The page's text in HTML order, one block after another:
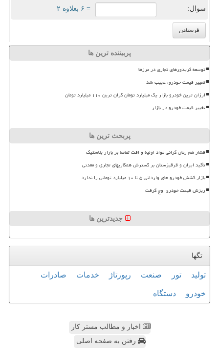
سوال: = ۶ بعلاوه ۲
پربیننده ترین ها
توسعه کریدورهای تجاری در مرزها
تغییر قیمت خودرو، عجیب شد
ارزان ترین خودرو بازار یک میلیارد تومان گران ترین ۱۱۰ میلیارد تومان
تغییر قیمت خودرو در بازار
پربحث ترین ها
فشار هم زمان گرانی مواد اولیه و افت تقاضا بر بازار پلاستیک
تأکید ایران و قرقیزستان بر گسترش همکاریهای تجاری و معدنی
بازار کشش خودرو های وارداتی ۵ تا ۱۰ میلیارد تومانی را ندارد
ریزش قیمت خودرو اوج گرفت
جدیدترین ها
تگها
تولید تور صنعت رپورتاژ خدمات صادرات
خودرو دستگاه
اخبار و مطالب مستر کار
رفتن به صفحه اصلی